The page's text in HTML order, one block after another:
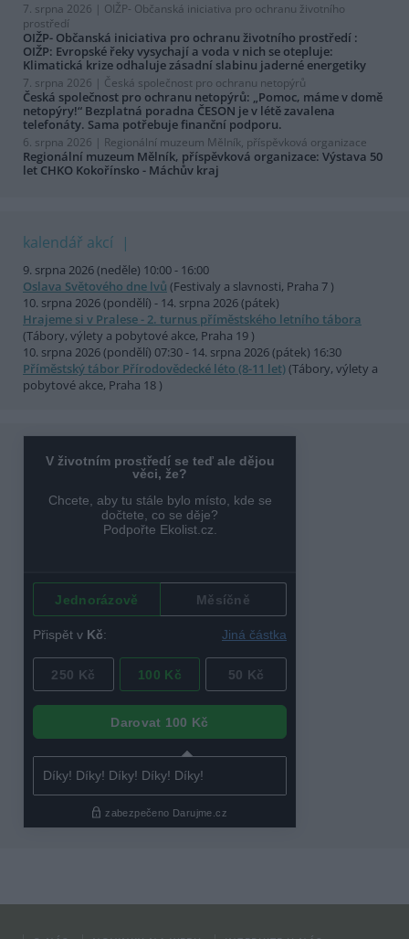
7. srpna 2026 | OIŽP- Občanská iniciativa pro ochranu životního
prostředí
OIŽP- Občanská iniciativa pro ochranu životního prostředí :
OIŽP: Evropské řeky vysychají a voda v nich se otepluje:
Klimatická krize odhaluje zásadní slabinu jaderné energetiky
7. srpna 2026 | Česká společnost pro ochranu netopýrů
Česká společnost pro ochranu netopýrů: „Pomoc, máme v domě
netopýry!“ Bezplatná poradna ČESON je v létě zavalena
telefonáty. Sama potřebuje finanční podporu.
6. srpna 2026 | Regionální muzeum Mělník, příspěvková organizace
Regionální muzeum Mělník, příspěvková organizace: Výstava 50
let CHKO Kokořínsko - Máchův kraj
kalendář akcí
9. srpna 2026 (neděle) 10:00 - 16:00
Oslava Světového dne lvů (Festivaly a slavnosti, Praha 7 )
10. srpna 2026 (pondělí) - 14. srpna 2026 (pátek)
Hrajeme si v Pralese - 2. turnus příměstského letního tábora
(Tábory, výlety a pobytové akce, Praha 19 )
10. srpna 2026 (pondělí) 07:30 - 14. srpna 2026 (pátek) 16:30
Příměstský tábor Přírodovědecké léto (8-11 let)(Tábory, výlety a
pobytové akce, Praha 18 )